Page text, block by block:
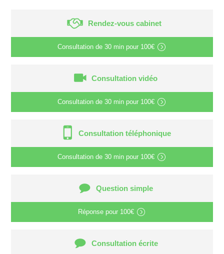
Rendez-vous cabinet
Consultation de 30 min pour 100€
Consultation vidéo
Consultation de 30 min pour 100€
Consultation téléphonique
Consultation de 30 min pour 100€
Question simple
Réponse pour 100€
Consultation écrite